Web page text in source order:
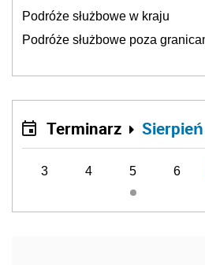
Podróże służbowe w kraju
Podróże służbowe poza
Terminarz Sierpień
3 4 5 6